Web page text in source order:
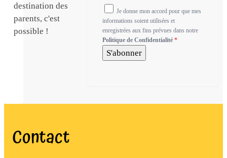
destination des
parents, c'est
possible !
Je donne mon accord pour que mes
informations soient utilisées et
enregistrées aux fins prévues dans notre
Politique de Confidentialité *
S'abonner
Contact